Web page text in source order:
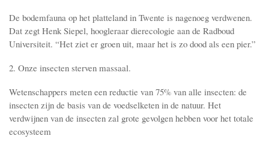
De bodemfauna op het platteland in Twente is nagenoeg verdwenen.
Dat zegt Henk Siepel, hoogleraar dierecologie aan de Radboud
Universiteit. “Het ziet er groen uit, maar het is zo dood als een pier.”
2. Onze insecten sterven massaal.
Wetenschappers meten een reductie van 75% van alle insecten: de
insecten zijn de basis van de voedselketen in de natuur. Het
verdwijnen van de insecten zal grote gevolgen hebben voor het totale
ecosysteem